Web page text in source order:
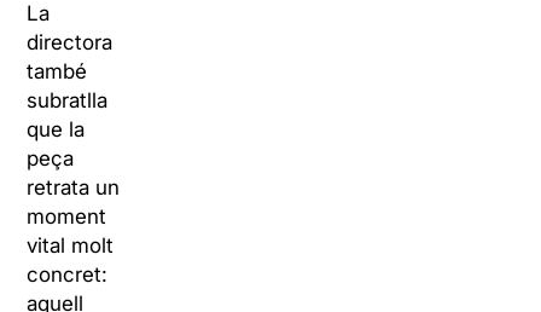
La
directora
també
subratlla
que la
peça
retrata un
moment
vital molt
concret:
aquell